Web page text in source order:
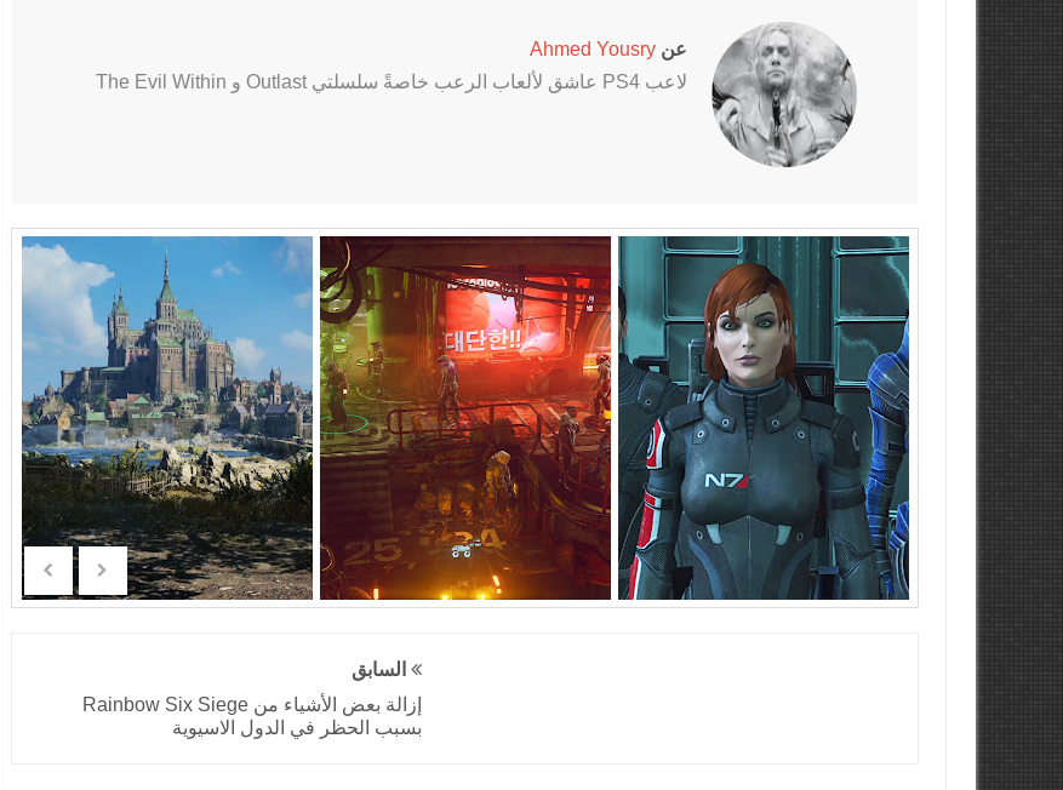
عن Ahmed Yousry
لاعب PS4 عاشق لألعاب الرعب خاصةً سلسلتي Outlast و The Evil Within
السابق
إزالة بعض الأشياء من Rainbow Six Siege
بسبب الحظر في الدول الاسيوية